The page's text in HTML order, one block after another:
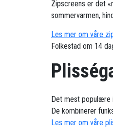
Zipscreens er det
sommervarmen,
Les mer om våre
Folkestad om 14
Det mest populære
De kombinerer
Les mer om våre